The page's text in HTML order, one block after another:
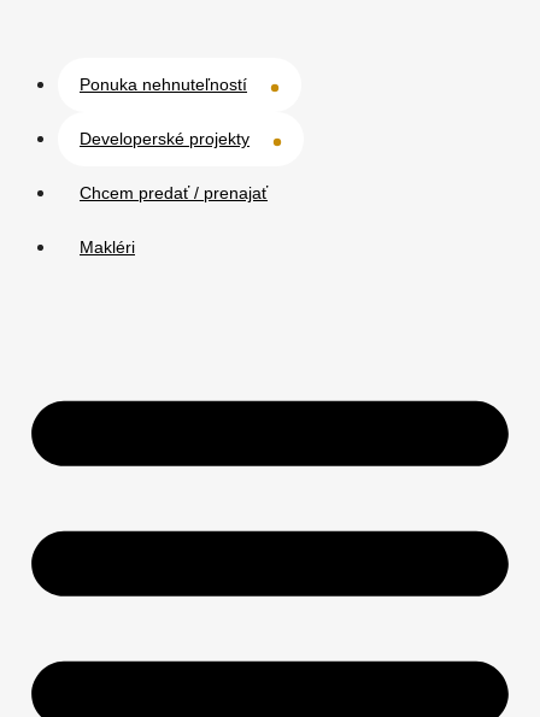
Ponuka nehnuteľností
Developerské projekty
Chcem predať / prenajať
Makléri